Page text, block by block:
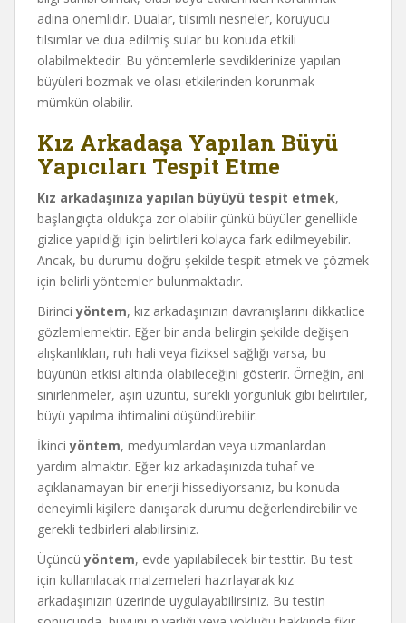
adına önemlidir. Dualar, tılsımlı nesneler, koruyucu
tılsımlar ve dua edilmiş sular bu konuda etkili
olabilmektedir. Bu yöntemlerle sevdiklerinize yapılan
büyüleri bozmak ve olası etkilerinden korunmak
mümkün olabilir.
Kız Arkadaşa Yapılan Büyü
Yapıcıları Tespit Etme
Kız arkadaşınıza yapılan büyüyü tespit etmek,
başlangıçta oldukça zor olabilir çünkü büyüler genellikle
gizlice yapıldığı için belirtileri kolayca fark edilmeyebilir.
Ancak, bu durumu doğru şekilde tespit etmek ve çözmek
için belirli yöntemler bulunmaktadır.
Birinciyöntem, kız arkadaşınızın davranışlarını dikkatlice
gözlemlemektir. Eğer bir anda belirgin şekilde değişen
alışkanlıkları, ruh hali veya fiziksel sağlığı varsa, bu
büyünün etkisi altında olabileceğini gösterir. Örneğin, ani
sinirlenmeler, aşırı üzüntü, sürekli yorgunluk gibi belirtiler,
büyü yapılma ihtimalini düşündürebilir.
İkinciyöntem, medyumlardan veya uzmanlardan
yardım almaktır. Eğer kız arkadaşınızda tuhaf ve
açıklanamayan bir enerji hissediyorsanız, bu konuda
deneyimli kişilere danışarak durumu değerlendirebilir ve
gerekli tedbirleri alabilirsiniz.
Üçüncüyöntem, evde yapılabilecek bir testtir. Bu test
için kullanılacak malzemeleri hazırlayarak kız
arkadaşınızın üzerinde uygulayabilirsiniz. Bu testin